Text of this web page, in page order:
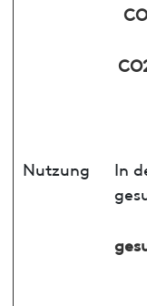
Nutzung
In